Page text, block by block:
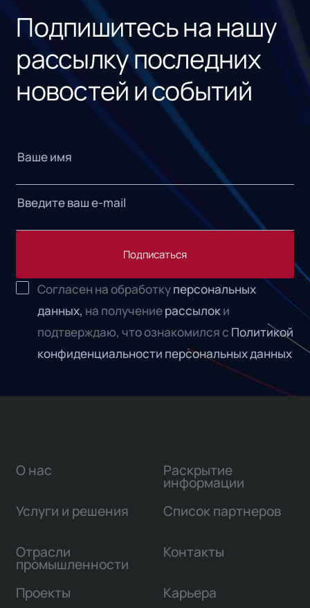
Подпишитесь на нашу
рассылку последних
новостей и событий
Подписаться
Согласен на обработкуперсональных
данных, на получениерассылоки
подтверждаю, что ознакомился с Политикой
конфиденциальности персональных данных
О нас
Услуги и решения
Отрасли
промышленности
Проекты
Раскрытие
информации
Список партнеров
Контакты
Карьера